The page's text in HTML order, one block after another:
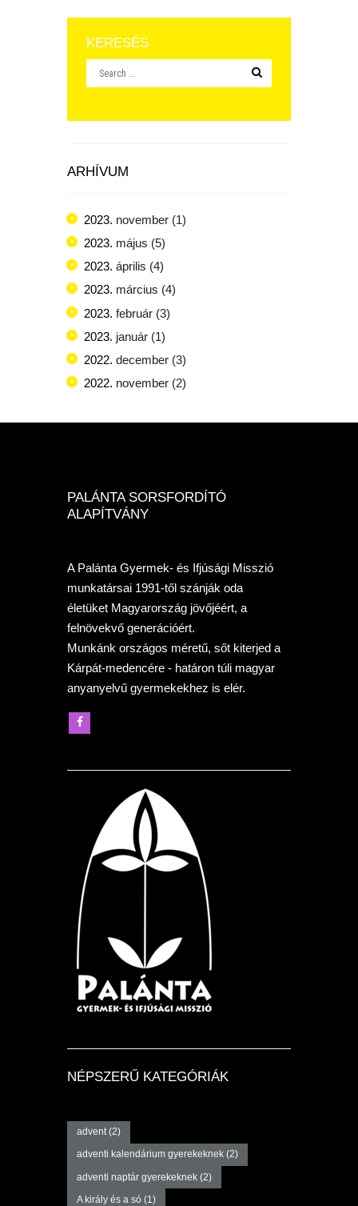
KERESÉS
ARHÍVUM
2023. november (1)
2023. május (5)
2023. április (4)
2023. március (4)
2023. február (3)
2023. január (1)
2022. december (3)
2022. november (2)
PALÁNTA SORSFORDÍTÓ
ALAPÍTVÁNY
A Palánta Gyermek- és Ifjúsági Misszió
munkatársai 1991-től szánják oda
életüket Magyarország jövőjéért, a
felnövekvő generációért.
Munkánk országos méretű, sőt kiterjed a
Kárpát-medencére - határon túli magyar
anyanyelvű gyermekekhez is elér.
NÉPSZERŰ KATEGÓRIÁK
advent(2)
adventi kalendárium gyerekeknek(2)
adventi naptár gyerekeknek(2)
A király és a só (1)